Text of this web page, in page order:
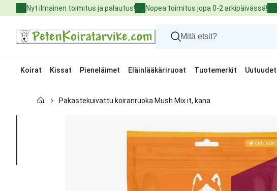
to
Nyt ilmainen toimitus ja palautus! Nopea toimitus jopa 0-2 arkipäivässä!
Koirat Kissat Pieneläimet Eläinlääkäriruoat Tuotemerkit Uutuudet
Kissat
Pakastekuivattu koiranruoka Mush Mix it, kana